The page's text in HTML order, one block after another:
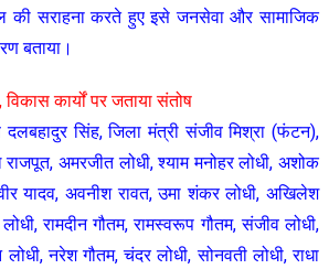
की सराहना करते हुए इसे जनसेवा और सामाजिक
बताया।
कार्यों पर जताया संतोष
सिंह, जिला मंत्री संजीव मिश्रा (फंटन),
अमरजीत लोधी, श्याम मनोहर लोधी, अशोक
यादव, अवनीश रावत, उमा शंकर लोधी, अखिलेश
रामदीन गौतम, रामस्वरूप गौतम, संजीव लोधी,
नरेश गौतम, चंदर लोधी, सोनवती लोधी, राधा